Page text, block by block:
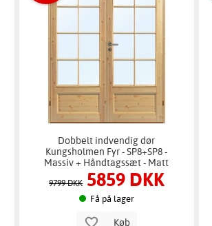
Dobbelt indvendig dør
Kungsholmen Fyr - SP8+SP8 -
Massiv + Håndtagssæt - Matt
9799 DKK 5859 DKK
Få på lager
Køb